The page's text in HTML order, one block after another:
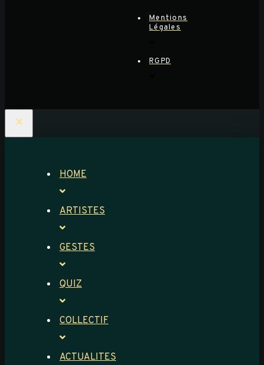
Mentions
Légales
RGPD
×
HOME
ARTISTES
GESTES
QUIZ
COLLECTIF
ACTUALITES